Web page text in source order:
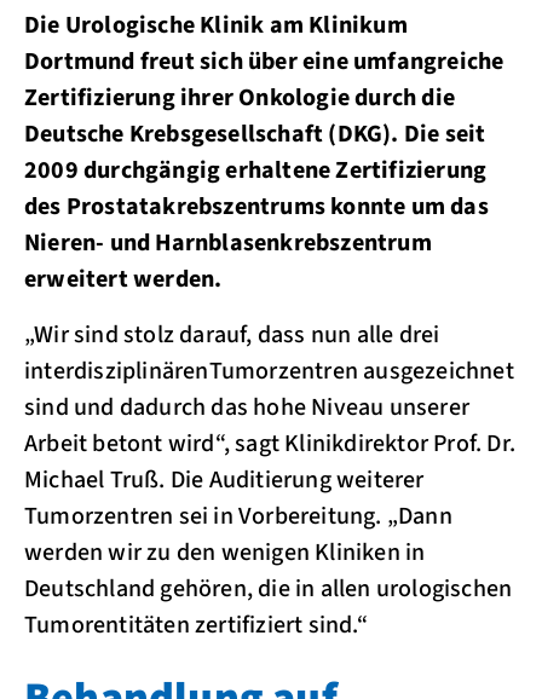
Die Urologische Klinik am Klinikum
Dortmund freut sich über eine umfangreiche
Zertifizierung ihrer Onkologie durch die
Deutsche Krebsgesellschaft (DKG). Die seit
2009 durchgängig erhaltene Zertifizierung
des Prostatakrebszentrums konnte um das
Nieren- und Harnblasenkrebszentrum
erweitert werden.
„Wir sind stolz darauf, dass nun alle drei
interdisziplinärenTumorzentren ausgezeichnet
sind und dadurch das hohe Niveau unserer
Arbeit betont wird“, sagt Klinikdirektor Prof. Dr.
Michael Truß. Die Auditierung weiterer
Tumorzentren sei in Vorbereitung. „Dann
werden wir zu den wenigen Kliniken in
Deutschland gehören, die in allen urologischen
Tumorentitäten zertifiziert sind.“